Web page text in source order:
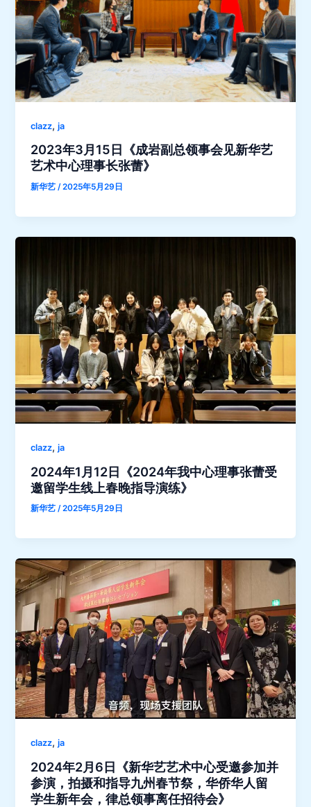
clazz,ja
2023年3月15日《成岩副总领事会见新华艺
艺术中心理事长张蕾》
新华艺/2025年5月29日
clazz,ja
2024年1月12日《2024年我中心理事张蕾受
邀留学生线上春晚指导演练》
新华艺/2025年5月29日
clazz,ja
2024年2月6日《新华艺艺术中心受邀参加并
参演，拍摄和指导九州春节祭，华侨华人留
学生新年会，律总领事离任招待会》